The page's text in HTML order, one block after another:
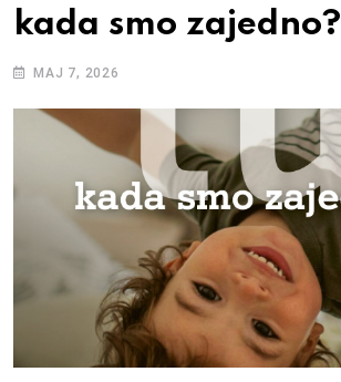
kada smo zajedno?
МАЈ 7, 2026